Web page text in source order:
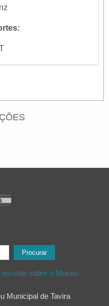
sobre o Museu
Municipal de Tavira